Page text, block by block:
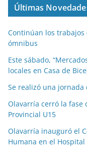
Últimas
Continúan los
ómnibus
Este sábado,
locales en Casa de
Se realizó una
Olavarría cerró la fase
Provincial U15
Olavarría inauguró el
Humana en el